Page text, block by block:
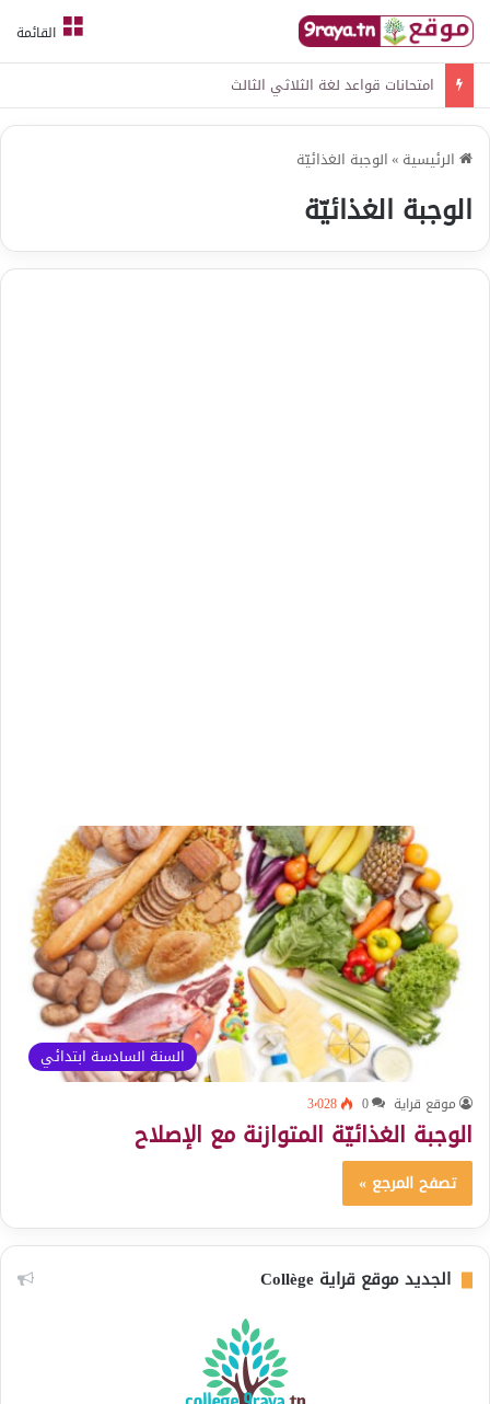
القائمة
امتحانات قواعد لغة الثلاثي الثالث
الرئيسية »الوجبة الغذائيّة
الوجبة الغذائيّة
السنة السادسة ابتدائي
موقع قراية 0 3٬028
الوجبة الغذائيّة المتوازنة مع الإصلاح
تصفح المرجع »
الجديد موقع قراية Collège